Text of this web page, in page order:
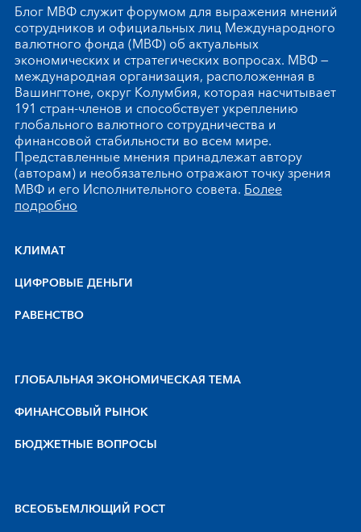
Блог МВФ служит форумом для выражения мнений
сотрудников и официальных лиц Международного
валютного фонда (МВФ) об актуальных
экономических и стратегических вопросах. МВФ —
международная организация, расположенная в
Вашингтоне, округ Колумбия, которая насчитывает
191 стран-членов и способствует укреплению
глобального валютного сотрудничества и
финансовой стабильности во всем мире.
Представленные мнения принадлежат автору
(авторам) и необязательно отражают точку зрения
МВФ и его Исполнительного совета.Более
подробно
КЛИМАТ
ЦИФРОВЫЕ ДЕНЬГИ
РАВЕНСТВО
ГЛОБАЛЬНАЯ ЭКОНОМИЧЕСКАЯ ТЕМА
ФИНАНСОВЫЙ РЫНОК
БЮДЖЕТНЫЕ ВОПРОСЫ
BCEOБЪEMЛЮЩИЙ POCT